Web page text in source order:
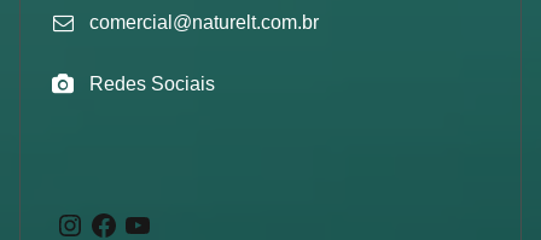
comercial@naturelt.com.br
Redes Sociais
Instagram
Facebook